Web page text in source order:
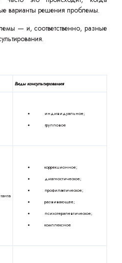
варианты решения проблемы.
— и, соответственно, разные
Виды консультирования
индивидуальное;
групповое
коррекционное;
диагностическое;
профилактическое;
развивающее;
психотерапевтическое;
комплексное